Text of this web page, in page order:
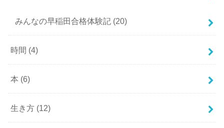
みんなの早稲田合格体験記 (20)
時間 (4)
本 (6)
生き方 (12)